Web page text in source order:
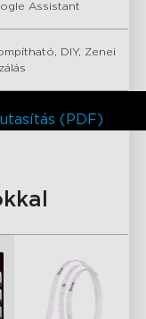
Assistant
DIY, Zenei
(PDF)